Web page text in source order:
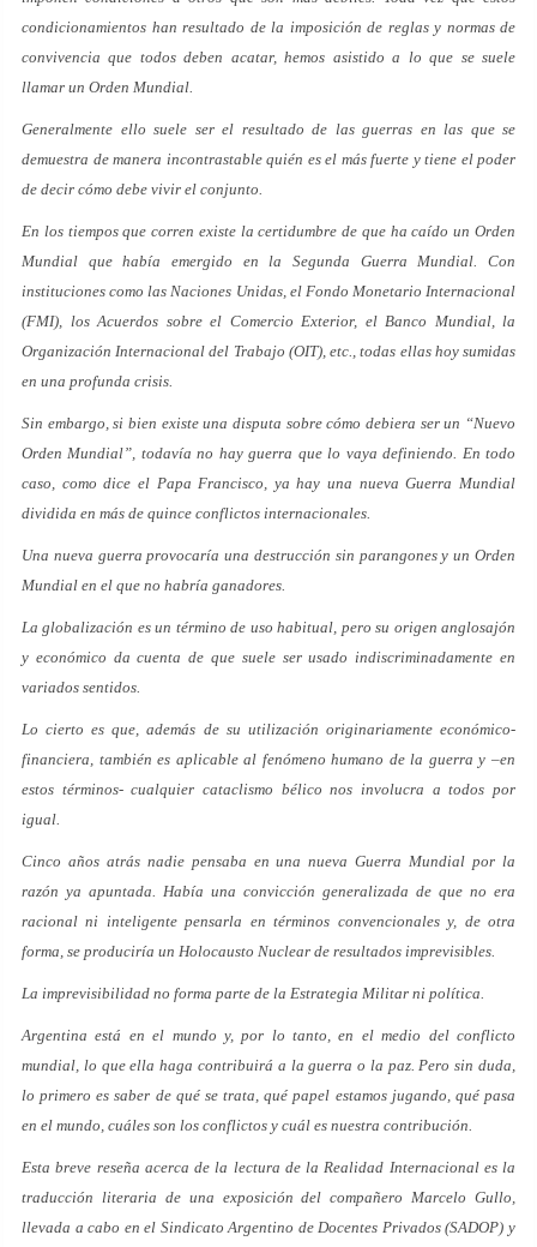
condicionamientos han resultado de la imposición de reglas y normas de
convivencia que todos deben acatar, hemos asistido a lo que se suele
llamar un Orden Mundial.
Generalmente ello suele ser el resultado de las guerras en las que se
demuestra de manera incontrastable quién es el más fuerte y tiene el poder
de decir cómo debe vivir el conjunto.
En los tiempos que corren existe la certidumbre de que ha caído un Orden
Mundial que había emergido en la Segunda Guerra Mundial. Con
instituciones como las Naciones Unidas, el Fondo Monetario Internacional
(FMI), los Acuerdos sobre el Comercio Exterior, el Banco Mundial, la
Organización Internacional del Trabajo (OIT), etc., todas ellas hoy sumidas
en una profunda crisis.
Sin embargo, si bien existe una disputa sobre cómo debiera ser un “Nuevo
Orden Mundial”, todavía no hay guerra que lo vaya definiendo. En todo
caso, como dice el Papa Francisco, ya hay una nueva Guerra Mundial
dividida en más de quince conflictos internacionales.
Una nueva guerra provocaría una destrucción sin parangones y un Orden
Mundial en el que no habría ganadores.
La globalización es un término de uso habitual, pero su origen anglosajón
y económico da cuenta de que suele ser usado indiscriminadamente en
variados sentidos.
Lo cierto es que, además de su utilización originariamente económico-
financiera, también es aplicable al fenómeno humano de la guerra y –en
estos términos- cualquier cataclismo bélico nos involucra a todos por
igual.
Cinco años atrás nadie pensaba en una nueva Guerra Mundial por la
razón ya apuntada. Había una convicción generalizada de que no era
racional ni inteligente pensarla en términos convencionales y, de otra
forma, se produciría un Holocausto Nuclear de resultados imprevisibles.
La imprevisibilidad no forma parte de la Estrategia Militar ni política.
Argentina está en el mundo y, por lo tanto, en el medio del conflicto
mundial, lo que ella haga contribuirá a la guerra o la paz. Pero sin duda,
lo primero es saber de qué se trata, qué papel estamos jugando, qué pasa
en el mundo, cuáles son los conflictos y cuál es nuestra contribución.
Esta breve reseña acerca de la lectura de la Realidad Internacional es la
traducción literaria de una exposición del compañero Marcelo Gullo,
llevada a cabo en el Sindicato Argentino de Docentes Privados (SADOP) y